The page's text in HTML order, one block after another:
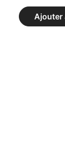
Ajouter